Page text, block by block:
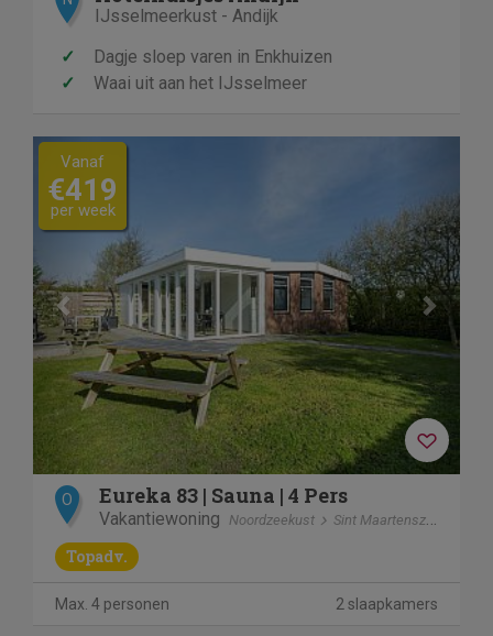
IJsselmeerkust - Andijk
✓
Dagje sloep varen in Enkhuizen
✓
Waai uit aan het IJsselmeer
Previous
Vanaf
€419
per week
O Eureka 83 | Sauna | 4 Pers
Vakantiewoning Noordzeekust Sint Maartenszee
Topadv.
Max. 4 personen 2 slaapkamers